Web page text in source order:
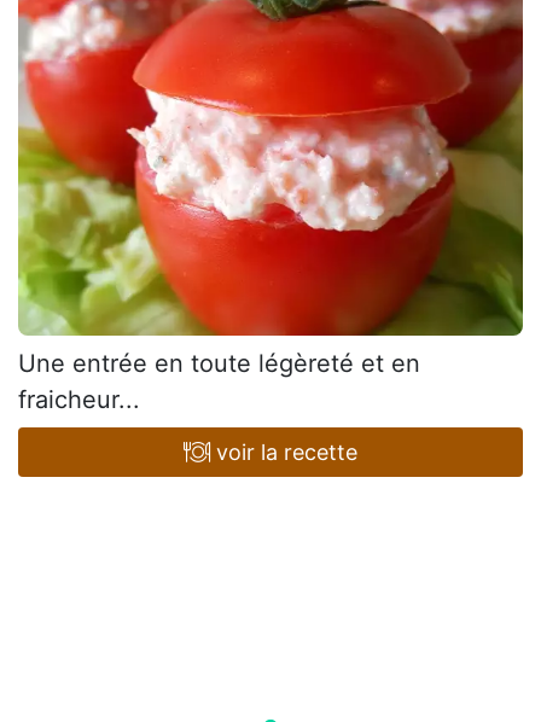
Une entrée en toute légèreté et en
fraicheur...
voir la recette